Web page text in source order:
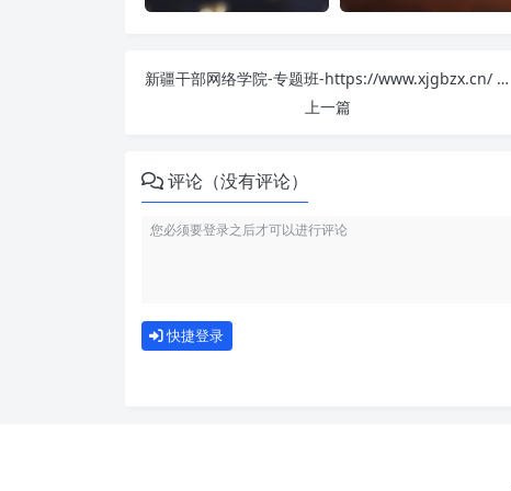
新疆干部网络学院-专题班-https://www.xjgbzx.cn/ 课程学习无压力！教你高效刷题技巧
上一篇
评论（没有评论）
快捷登录